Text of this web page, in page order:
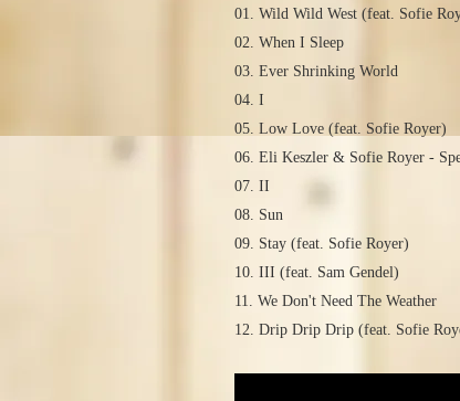
01. Wild Wild West (feat. Sofie
02. When I Sleep
03. Ever Shrinking World
04. I
05. Low Love (feat. Sofie Royer)
06. Eli Keszler & Sofie Royer -
07. II
08. Sun
09. Stay (feat. Sofie Royer)
10. III (feat. Sam Gendel)
11. We Don't Need The Weather
12. Drip Drip Drip (feat. Sofie